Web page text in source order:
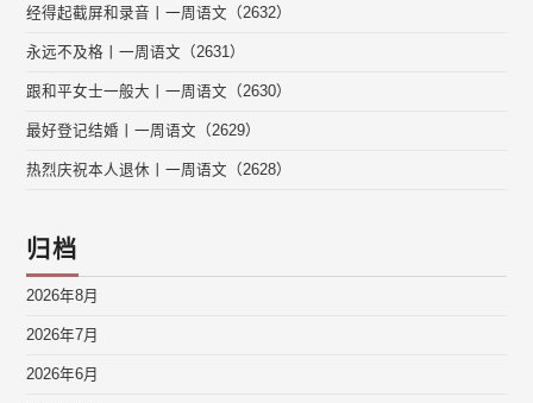
经得起截屏和录音丨一周语文（2632）
永远不及格丨一周语文（2631）
跟和平女士一般大丨一周语文（2630）
最好登记结婚丨一周语文（2629）
热烈庆祝本人退休丨一周语文（2628）
归档
2026年8月
2026年7月
2026年6月